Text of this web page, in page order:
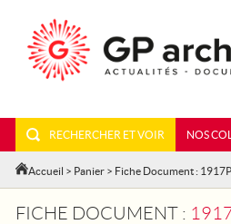
RECHERCHER ET VOIR NOS
Accueil > Panier > Fiche Document :
FICHE DOCUMENT :